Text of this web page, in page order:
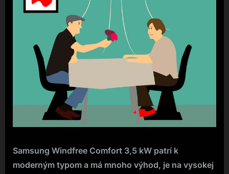
Samsung Windfree Comfort 3,5 kW patrí k
moderným typom a má mnoho výhod, je na vysokej